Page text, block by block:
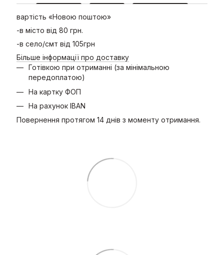
вартість «Новою поштою»
-в місто від 80 грн.
-в село/смт від 105грн
Більше інформації про доставку
Готівкою при отриманні (за мінімальною
передоплатою)
На картку ФОП
На рахунок IBAN
Повернення протягом 14 днів з моменту отримання.